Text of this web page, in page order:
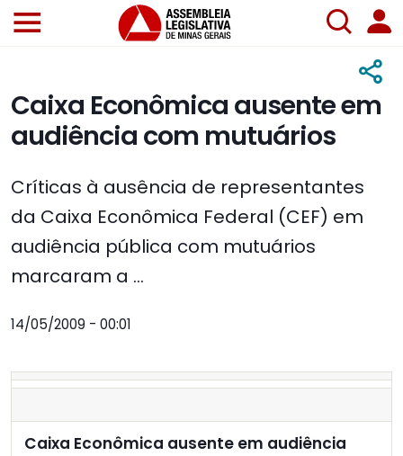
Caixa Econômica ausente em
audiência com mutuários
Críticas à ausência de representantes
da Caixa Econômica Federal (CEF) em
audiência pública com mutuários
marcaram a ...
14/05/2009 - 00:01
Caixa Econômica ausente em audiência